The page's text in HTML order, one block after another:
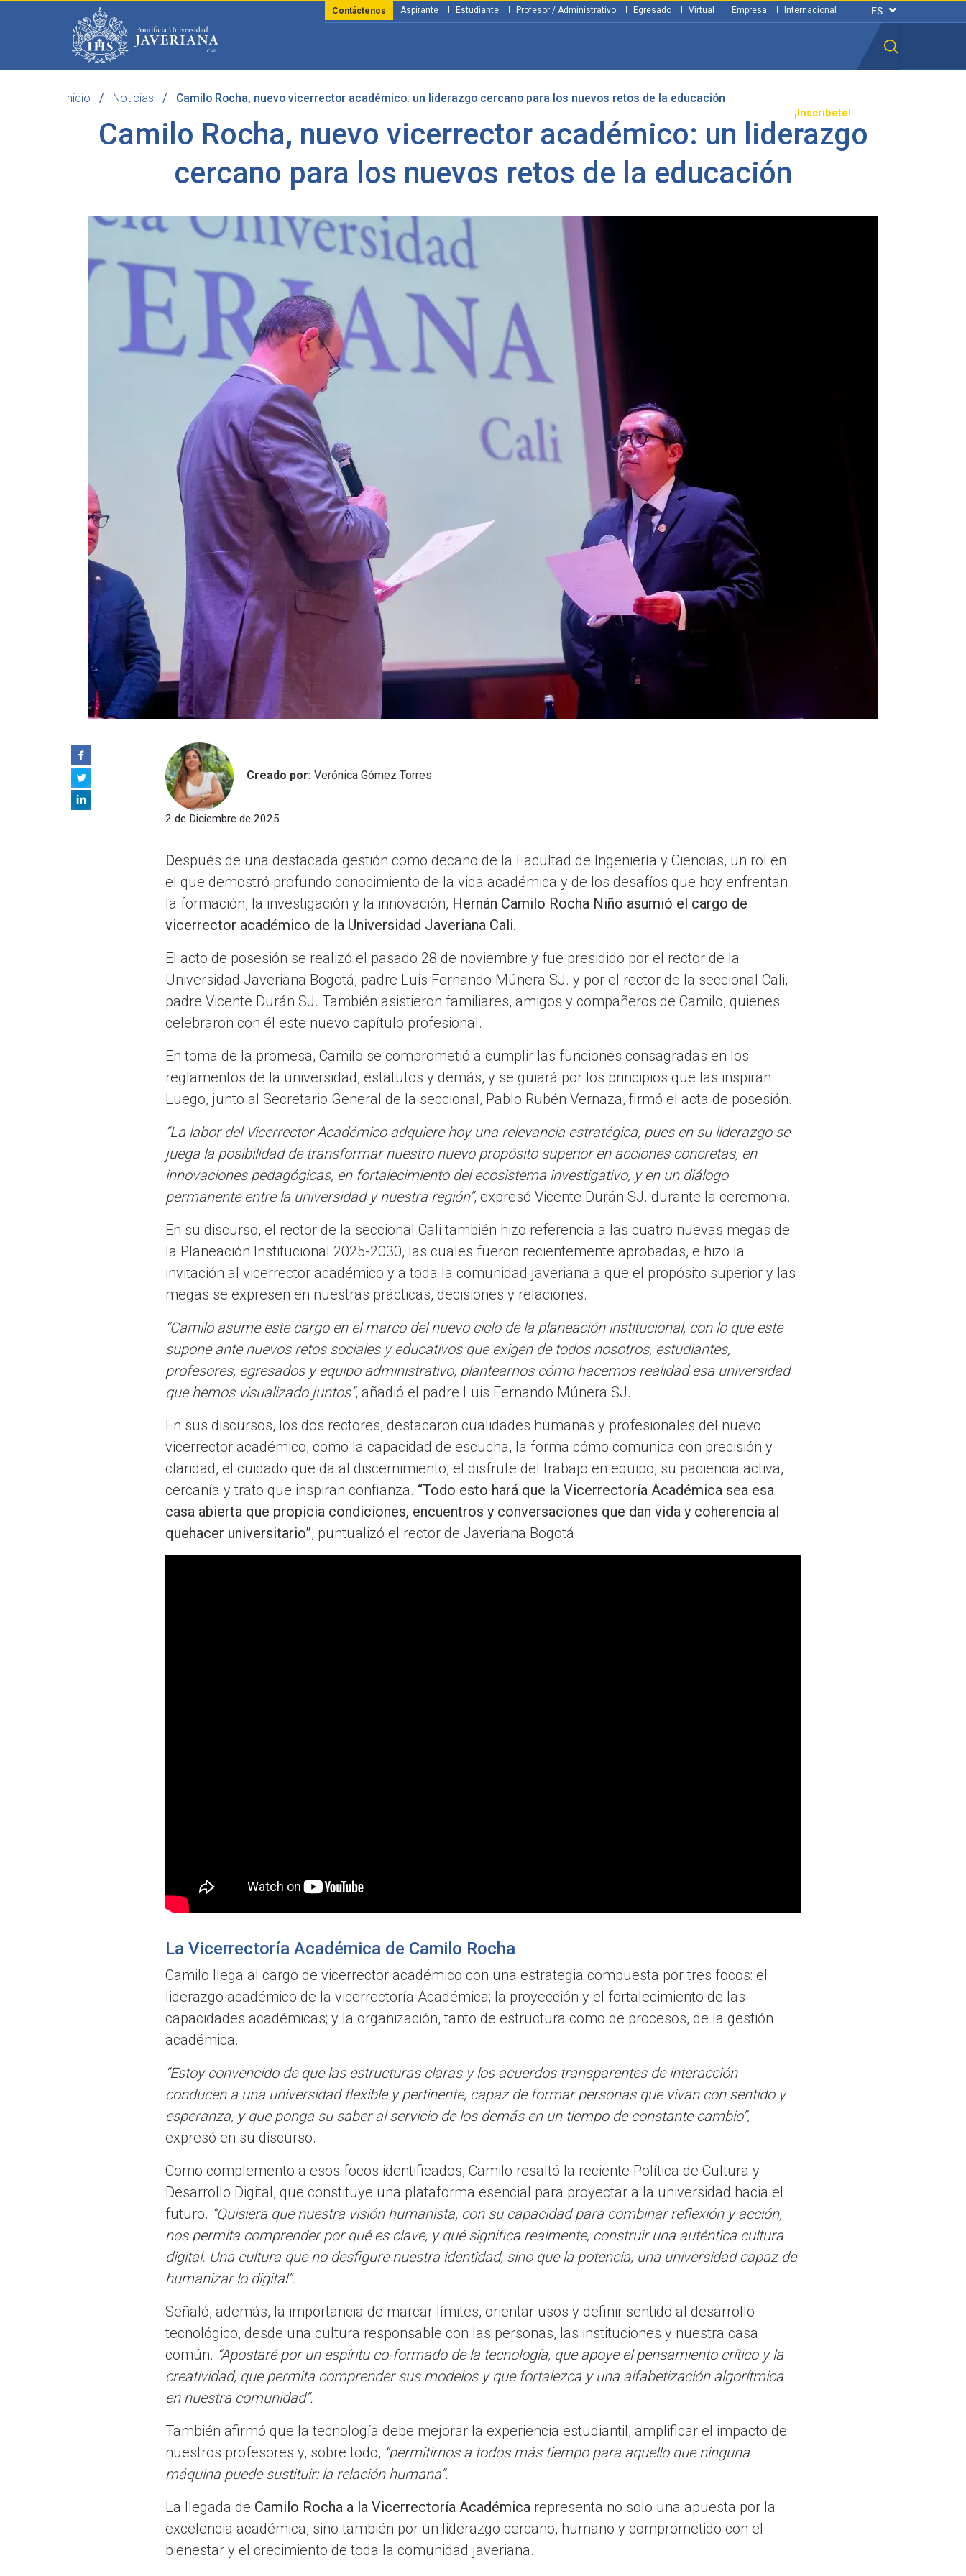
¡Inscríbete!
Aspirante Estudiante Profesor / Administrativo Egresado Virtual Empresa Internacional
Contáctenos
Inicio Noticias Camilo Rocha, nuevo vicerrector académico: un liderazgo cercano para los nuevos retos de la educación
Camilo Rocha, nuevo vicerrector académico: un liderazgo
cercano para los nuevos retos de la educación
Creado por: Verónica Gómez Torres
2 de Diciembre de 2025
Después de una destacada gestión como decano de la Facultad de Ingeniería y Ciencias, un rol en
el que demostró profundo conocimiento de la vida académica y de los desafíos que hoy enfrentan
la formación, la investigación y la innovación, Hernán Camilo Rocha Niño asumió el cargo de
vicerrector académico de la Universidad Javeriana Cali.
El acto de posesión se realizó el pasado 28 de noviembre y fue presidido por el rector de la
Universidad Javeriana Bogotá, padre Luis Fernando Múnera SJ. y por el rector de la seccional Cali,
padre Vicente Durán SJ. También asistieron familiares, amigos y compañeros de Camilo, quienes
celebraron con él este nuevo capítulo profesional.
En toma de la promesa, Camilo se comprometió a cumplir las funciones consagradas en los
reglamentos de la universidad, estatutos y demás, y se guiará por los principios que las inspiran.
Luego, junto al Secretario General de la seccional, Pablo Rubén Vernaza, firmó el acta de posesión.
“La labor del Vicerrector Académico adquiere hoy una relevancia estratégica, pues en su liderazgo se
juega la posibilidad de transformar nuestro nuevo propósito superior en acciones concretas, en
innovaciones pedagógicas, en fortalecimiento del ecosistema investigativo, y en un diálogo
permanente entre la universidad y nuestra región”, expresó Vicente Durán SJ. durante la ceremonia.
En su discurso, el rector de la seccional Cali también hizo referencia a las cuatro nuevas megas de
la Planeación Institucional 2025-2030, las cuales fueron recientemente aprobadas, e hizo la
invitación al vicerrector académico y a toda la comunidad javeriana a que el propósito superior y las
megas se expresen en nuestras prácticas, decisiones y relaciones.
“Camilo asume este cargo en el marco del nuevo ciclo de la planeación institucional, con lo que este
supone ante nuevos retos sociales y educativos que exigen de todos nosotros, estudiantes,
profesores, egresados y equipo administrativo, plantearnos cómo hacemos realidad esa universidad
que hemos visualizado juntos”, añadió el padre Luis Fernando Múnera SJ.
En sus discursos, los dos rectores, destacaron cualidades humanas y profesionales del nuevo
vicerrector académico, como la capacidad de escucha, la forma cómo comunica con precisión y
claridad, el cuidado que da al discernimiento, el disfrute del trabajo en equipo, su paciencia activa,
cercanía y trato que inspiran confianza. “Todo esto hará que la Vicerrectoría Académica sea esa
casa abierta que propicia condiciones, encuentros y conversaciones que dan vida y coherencia al
quehacer universitario”, puntualizó el rector de Javeriana Bogotá.
La Vicerrectoría Académica de Camilo Rocha
Camilo llega al cargo de vicerrector académico con una estrategia compuesta por tres focos: el
liderazgo académico de la vicerrectoría Académica; la proyección y el fortalecimiento de las
capacidades académicas; y la organización, tanto de estructura como de procesos, de la gestión
académica.
“Estoy convencido de que las estructuras claras y los acuerdos transparentes de interacción
conducen a una universidad flexible y pertinente, capaz de formar personas que vivan con sentido y
esperanza, y que ponga su saber al servicio de los demás en un tiempo de constante cambio”,
expresó en su discurso.
Como complemento a esos focos identificados, Camilo resaltó la reciente Política de Cultura y
Desarrollo Digital, que constituye una plataforma esencial para proyectar a la universidad hacia el
futuro. “Quisiera que nuestra visión humanista, con su capacidad para combinar reflexión y acción,
nos permita comprender por qué es clave, y qué significa realmente, construir una auténtica cultura
digital. Una cultura que no desfigure nuestra identidad, sino que la potencia, una universidad capaz de
humanizar lo digital”.
Señaló, además, la importancia de marcar límites, orientar usos y definir sentido al desarrollo
tecnológico, desde una cultura responsable con las personas, las instituciones y nuestra casa
común. “Apostaré por un espíritu co-formado de la tecnología, que apoye el pensamiento crítico y la
creatividad, que permita comprender sus modelos y que fortalezca y una alfabetización algorítmica
en nuestra comunidad”.
También afirmó que la tecnología debe mejorar la experiencia estudiantil, amplificar el impacto de
nuestros profesores y, sobre todo, “permitirnos a todos más tiempo para aquello que ninguna
máquina puede sustituir: la relación humana”.
La llegada de Camilo Rocha a la Vicerrectoría Académica representa no solo una apuesta por la
excelencia académica, sino también por un liderazgo cercano, humano y comprometido con el
bienestar y el crecimiento de toda la comunidad javeriana.